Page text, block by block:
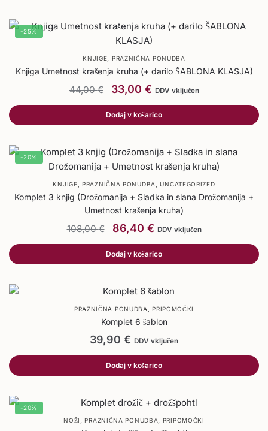
-25%
KNJIGE, PRAZNIČNA PONUDBA
Knjiga Umetnost krašenja kruha (+ darilo ŠABLONA KLASJA)
44,00€ 33,00 € DDV vključen
Dodaj v košarico
-20%
KNJIGE,PRAZNIČNA PONUDBA ,UNCATEGORIZED
Komplet 3 knjig (Drožomanija + Sladka in slana Drožomanija +
Umetnost krašenja kruha)
108,00€ 86,40 € DDV vključen
Dodaj v košarico
PRAZNIČNA PONUDBA ,PRIPOMOČKI
Komplet 6 šablon
39,90 € DDV vključen
Dodaj v košarico
-20%
NOŽI
,PRAZNIČNA PONUDBA PRIPOMOČKI